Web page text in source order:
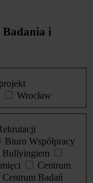
Badania i
projekt
Wrocław
Biuro Współpracy
Bullyingiem
Centrum
Centrum Badań